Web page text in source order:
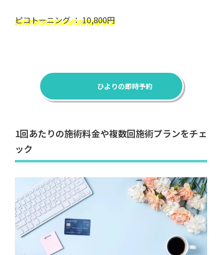
ピコトーニング ： 10,800円
ひよりの即時予約
1回あたりの施術料金や複数回施術プランをチェ
ック